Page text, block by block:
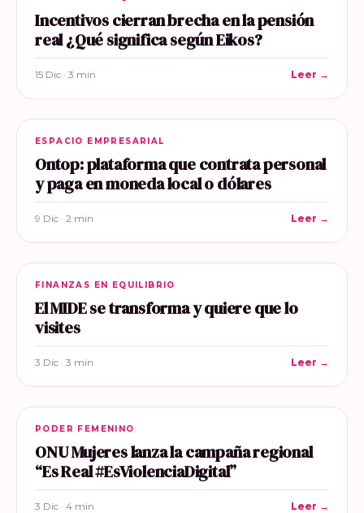
Incentivos cierran brecha en la pensión
real ¿Qué significa según Eikos?
15 Dic · 3 min Leer →
ESPACIO EMPRESARIAL
Ontop: plataforma que contrata personal
y paga en moneda local o dólares
9 Dic · 2 min Leer →
FINANZAS EN EQUILIBRIO
El MIDE se transforma y quiere que lo
visites
3 Dic · 3 min Leer →
PODER FEMENINO
ONU Mujeres lanza la campaña regional
“Es Real #EsViolenciaDigital”
3 Dic · 4 min Leer →